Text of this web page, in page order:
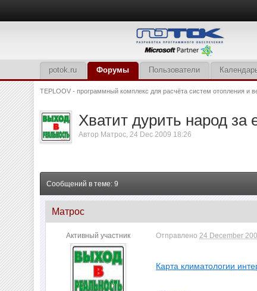
potok.ru Форумы Пользователи
TEPLOOV - программный комплекс для расчёта систем отопления и
Хватит дурить народ за
Автор Матрос,24 Dec 2009 18:26
Сообщений в теме: 9
Матрос
Активный участник Отправлено24 December
Карта климатологии